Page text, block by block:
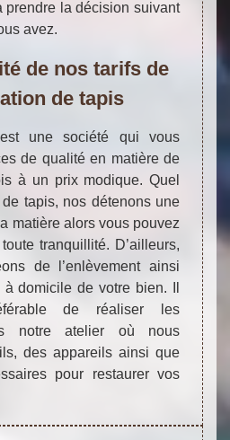
prendre la décision suivant
avez.
de nos tarifs de
de tapis
une société qui vous
de qualité en matière de
à un prix modique. Quel
tapis, nos détenons une
matière alors vous pouvez
tranquillité. D’ailleurs,
de l’enlèvement ainsi
domicile de votre bien. Il
de réaliser les
notre atelier où nous
des appareils ainsi que
pour restaurer vos